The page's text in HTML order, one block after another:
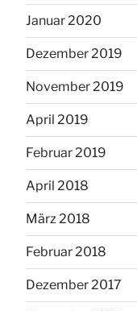
Januar 2020
Dezember 2019
November 2019
April 2019
Februar 2019
April 2018
März 2018
Februar 2018
Dezember 2017